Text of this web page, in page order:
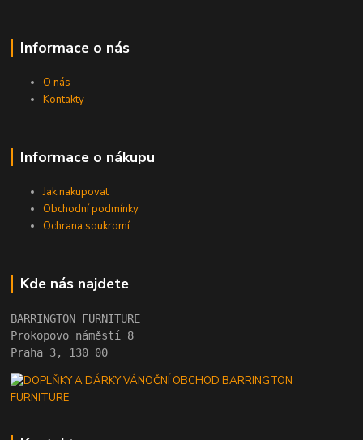
Informace o nás
O nás
Kontakty
Informace o nákupu
Jak nakupovat
Obchodní podmínky
Ochrana soukromí
Kde nás najdete
BARRINGTON FURNITURE
Prokopovo náměstí 8
Praha 3, 130 00